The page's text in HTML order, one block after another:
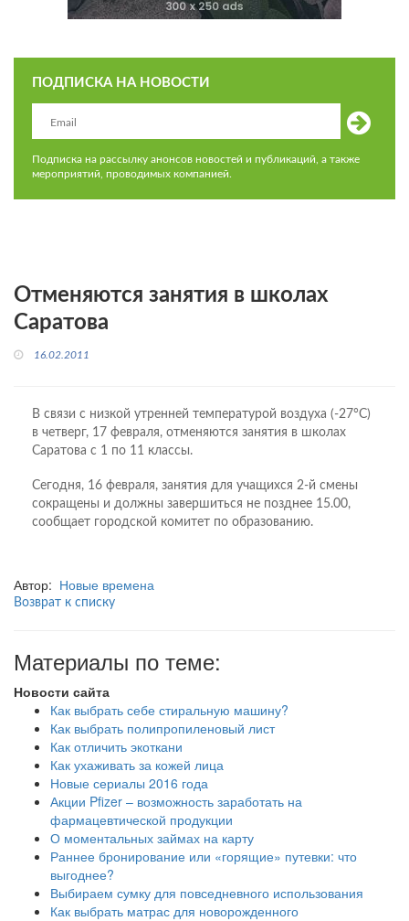
ПОДПИСКА НА НОВОСТИ
Подписка на рассылку анонсов новостей и публикаций, а также
мероприятий, проводимых компанией.
Отменяются занятия в школах
Саратова
16.02.2011
В связи с низкой утренней температурой воздуха (-27°С)
в четверг, 17 февраля, отменяются занятия в школах
Саратова с 1 по 11 классы.
Сегодня, 16 февраля, занятия для учащихся 2-й смены
сокращены и должны завершиться не позднее 15.00,
сообщает городской комитет по образованию.
Автор: Новые времена
Возврат к списку
Материалы по теме:
Новости сайта
Как выбрать себе стиральную машину?
Как выбрать полипропиленовый лист
Как отличить экоткани
Как ухаживать за кожей лица
Новые сериалы 2016 года
Акции Pfizer – возможность заработать на
фармацевтической продукции
О моментальных займах на карту
Раннее бронирование или «горящие» путевки: что
выгоднее?
Выбираем сумку для повседневного использования
Как выбрать матрас для новорожденного